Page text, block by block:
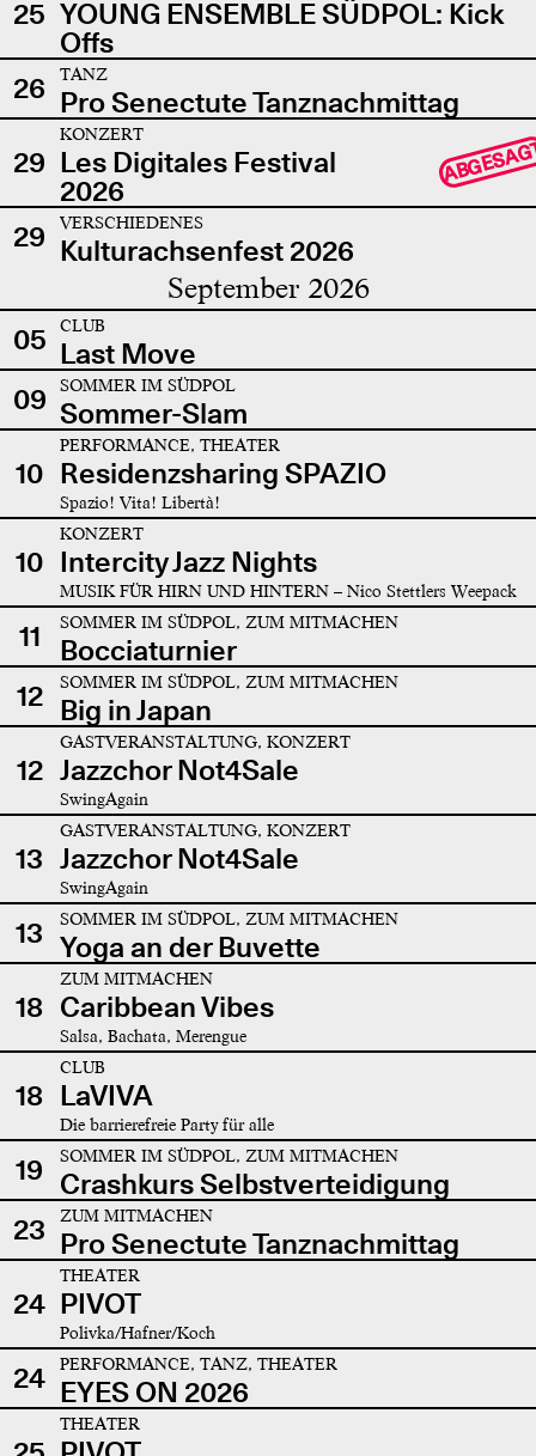
25 YOUNG ENSEMBLE SÜDPOL: Kick
Offs
26
TANZ
Pro Senectute Tanznachmittag
29
KONZERT
Les Digitales Festival
2026
29 VERSCHIEDENES
Kulturachsenfest 2026
September 2026
05 CLUB
Last Move
09
SOMMER IM SÜDPOL
Sommer-Slam
10
PERFORMANCE, THEATER
Residenzsharing SPAZIO
Spazio! Vita! Libertà!
10
KONZERT
Intercity Jazz Nights
MUSIK FÜR HIRN UND HINTERN – Nico Stettlers Weepack
11 SOMMER IM SÜDPOL, ZUM MITMACHEN
Bocciaturnier
12
SOMMER IM SÜDPOL, ZUM MITMACHEN
Big in Japan
12
GASTVERANSTALTUNG, KONZERT
Jazzchor Not4Sale
SwingAgain
13
GASTVERANSTALTUNG, KONZERT
Jazzchor Not4Sale
SwingAgain
13 SOMMER IM SÜDPOL, ZUM MITMACHEN
Yoga an der Buvette
18
ZUM MITMACHEN
Caribbean Vibes
Salsa, Bachata, Merengue
18
CLUB
LaVIVA
Die barrierefreie Party für alle
19 SOMMER IM SÜDPOL, ZUM MITMACHEN
Crashkurs Selbstverteidigung
23
ZUM MITMACHEN
Pro Senectute Tanznachmittag
24
THEATER
PIVOT
Polivka/Hafner/Koch
24 PERFORMANCE, TANZ, THEATER
EYES ON 2026
THEATER